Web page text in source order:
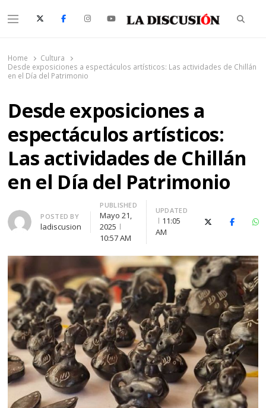
Menu
Home
Cultura
Desde exposiciones a espectáculos artísticos: Las actividades de Chillán
en el Día del Patrimonio
Desde exposiciones a
espectáculos artísticos:
Las actividades de Chillán
en el Día del Patrimonio
Author
POSTED BY
ladiscusion
PUBLISHED
Mayo 21,
2025
10:57 AM
UPDATED
11:05
AM
X (Twitter)Facebook